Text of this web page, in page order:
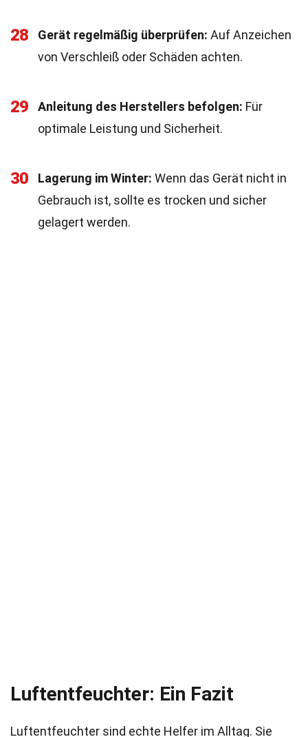
28 Gerät regelmäßig überprüfen: Auf Anzeichen
von Verschleiß oder Schäden achten.
29 Anleitung des Herstellers befolgen: Für
optimale Leistung und Sicherheit.
30 Lagerung im Winter: Wenn das Gerät nicht in
Gebrauch ist, sollte es trocken und sicher
gelagert werden.
Luftentfeuchter: Ein Fazit
Luftentfeuchter sind echte Helfer im Alltag. Sie